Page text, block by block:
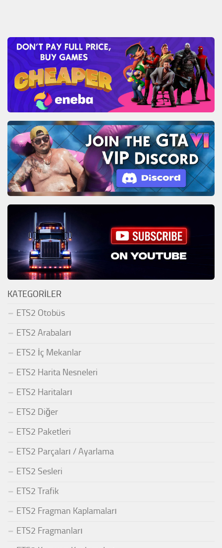
KATEGORILER
ETS2 Otobüs
ETS2 Arabaları
ETS2 İç Mekanlar
ETS2 Harita Nesneleri
ETS2 Haritaları
ETS2 Diğer
ETS2 Paketleri
ETS2 Parçaları / Ayarlama
ETS2 Sesleri
ETS2 Trafik
ETS2 Fragman Kaplamaları
ETS2 Fragmanları